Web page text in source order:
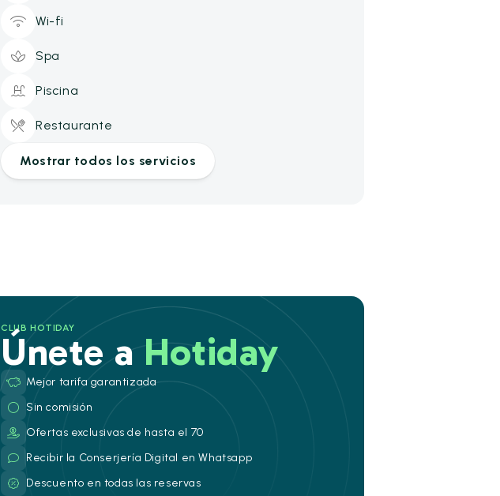
Wi-fi
Spa
Piscina
Restaurante
Mostrar todos los servicios
CLUB HOTIDAY
Únete aHotiday
Mejor tarifa garantizada
Sin comisión
Ofertas exclusivas de hasta el 70
Recibir la Conserjería Digital en Whatsapp
Descuento en todas las reservas